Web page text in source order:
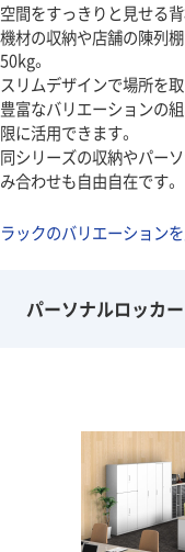
空間をすっきりと見せる
機材の収納や店舗の陳列
50kg。
スリムデザインで場所を
豊富なバリエーションの
限に活用できます。
同シリーズの収納やパー
み合わせも自由自在です。
ラックのバリエーション
パーソナルロッカー